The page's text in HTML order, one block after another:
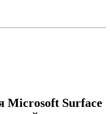
Microsoft Surface